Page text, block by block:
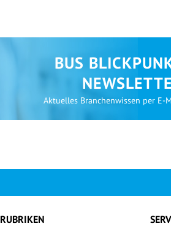
BUS
Aktuelles Branchenwissen per E-
RUBRIKEN